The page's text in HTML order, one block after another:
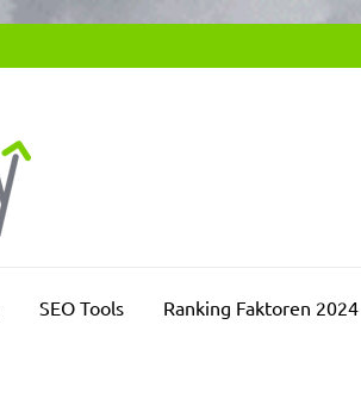
SEO Tools Ranking Faktoren 2024